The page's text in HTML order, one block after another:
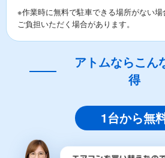
※作業時に無料で駐車できる場所がない
ご負担いただく場合があります。
アトムならこん
得
1台から無